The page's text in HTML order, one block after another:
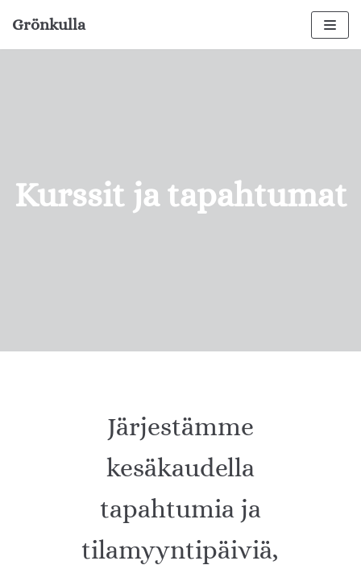
Grönkulla
Kurssit ja tapahtumat
Järjestämme
kesäkaudella
tapahtumia ja
tilamyyntipäiviä,